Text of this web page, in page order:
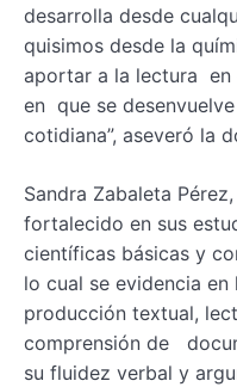
desarrolla desde
quisimos desde la
aportar a la lectura en
en que se
cotidiana”, aseveró la
Sandra Zabaleta
fortalecido en sus
científicas básicas y
lo cual se evidencia
producción textual,
comprensión de
su fluidez verbal y